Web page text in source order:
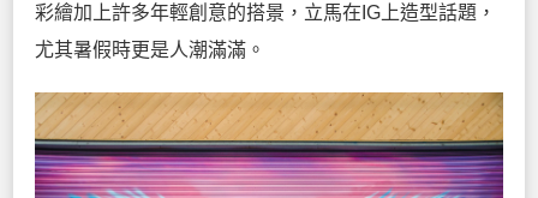
彩繪加上許多年輕創意的搭景，立馬在IG上造型話題，
尤其暑假時更是人潮滿滿。